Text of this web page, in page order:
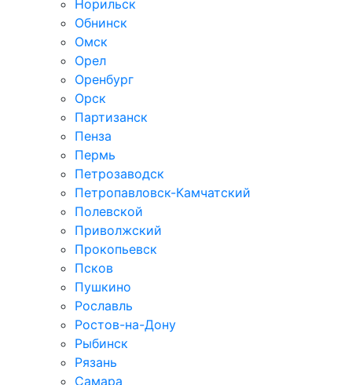
Норильск
Обнинск
Омск
Орел
Оренбург
Орск
Партизанск
Пенза
Пермь
Петрозаводск
Петропавловск-Камчатский
Полевской
Приволжский
Прокопьевск
Псков
Пушкино
Рославль
Ростов-на-Дону
Рыбинск
Рязань
Самара